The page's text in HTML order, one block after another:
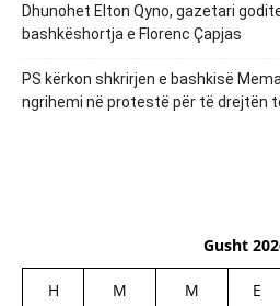
Dhunohet Elton Qyno, gazetari
bashkëshortja e Florenc Çapjas
PS kërkon shkrirjen e bashkisë
ngrihemi në protestë për të drejtën
Gusht
H M M E